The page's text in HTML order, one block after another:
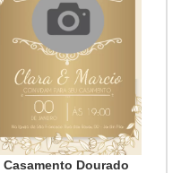
Casamento Dourado